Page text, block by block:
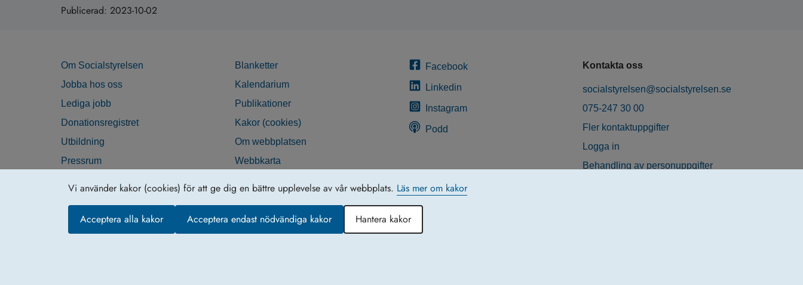
Vi använder kakor (cookies) för att ge dig en bättre upplevelse av vår webbplats. Läs mer om kakor
Acceptera alla kakor Acceptera endast nödvändiga kakor Hantera kakor
Publicerad: 2023-10-02
Om Socialstyrelsen
Jobba hos oss
Lediga jobb
Donationsregistret
Utbildning
Pressrum
Blanketter
Kalendarium
Publikationer
Kakor (cookies)
Om webbplatsen
Webbkarta
Facebook
Linkedin
Instagram
Podd
Kontakta oss
socialstyrelsen@socialstyrelsen.se
075-247 30 00
Fler kontaktuppgifter
Logga in
Behandling av personuppgifter